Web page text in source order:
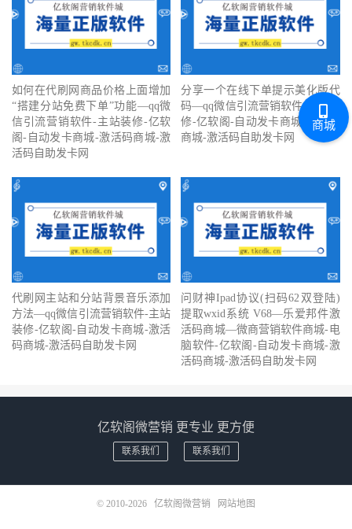
如何在代刷网商品价格上面增加
“搭建分站免费下单”功能—qq微
信引流营销软件-主站装修-亿软
阁-自动发卡商城-激活码商城-激
活码自助发卡网
分享一个在线下单提示美化版代
码—qq微信引流营销软件-主站装
修-亿软阁-自动发卡商城-激活码
商城-激活码自助发卡网
代刷网主站和分站背景音乐添加
方法—qq微信引流营销软件-主站
装修-亿软阁-自动发卡商城-激活
码商城-激活码自助发卡网
问财神Ipad协议(扫码62双登陆)
提取wxid系统 V68—乐爱邦件激
活码商城—微商营销软件商城-电
脑软件-亿软阁-自动发卡商城-激
活码商城-激活码自助发卡网
亿软阁微营销 更专业 更方便
联系我们 联系我们
© 2010-2026 亿软阁微营销 网站地图
商城